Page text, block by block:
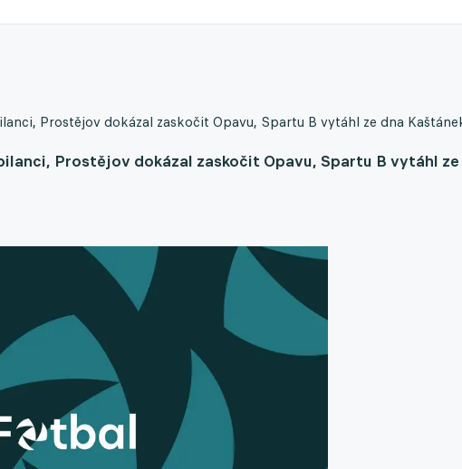
Prostějov dokázal zaskočit Opavu, Spartu B vytáhl ze dna
Prostějov dokázal zaskočit Opavu, Spartu B vytáhl ze